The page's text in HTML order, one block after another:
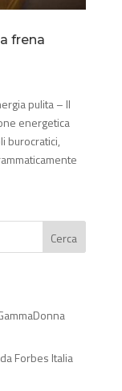
frena
pulita – Il
energetica
burocratici,
Cerca
Forbes Italia